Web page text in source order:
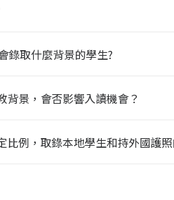
錄取什麼背景的學生?
背景，會否影響入讀機會？
比例，取錄本地學生和持外國護